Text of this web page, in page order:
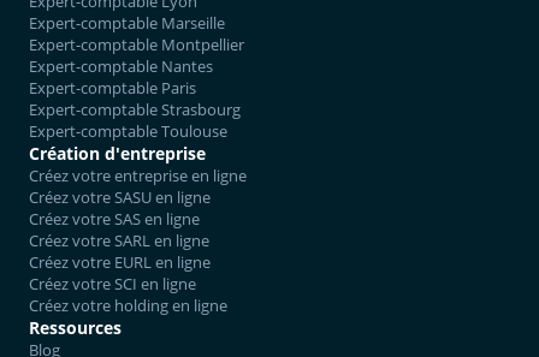
Expert-comptable Marseille
Expert-comptable Montpellier
Expert-comptable Nantes
Expert-comptable Paris
Expert-comptable Strasbourg
Expert-comptable Toulouse
Création d'entreprise
Créez votre entreprise en ligne
Créez votre SASU en ligne
Créez votre SAS en ligne
Créez votre SARL en ligne
Créez votre EURL en ligne
Créez votre SCI en ligne
Créez votre holding en ligne
Ressources
Blog